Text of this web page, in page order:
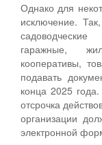
Однако для
исключение.
гаражные,
кооперативы,
подавать
конца 2025
отсрочка
организации
электронной